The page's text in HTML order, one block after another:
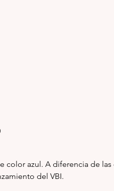
azul. A diferencia de las
del VBI.